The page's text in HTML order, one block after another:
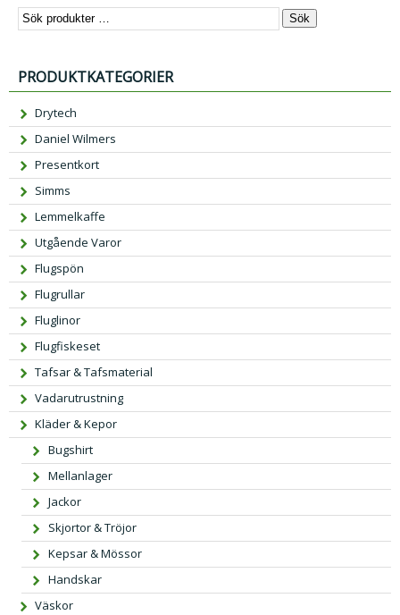
Sök
PRODUKTKATEGORIER
Drytech
Daniel Wilmers
Presentkort
Simms
Lemmelkaffe
Utgående Varor
Flugspön
Flugrullar
Fluglinor
Flugfiskeset
Tafsar & Tafsmaterial
Vadarutrustning
Kläder & Kepor
Bugshirt
Mellanlager
Jackor
Skjortor & Tröjor
Kepsar & Mössor
Handskar
Väskor